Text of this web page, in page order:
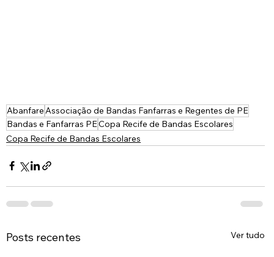
Abanfare Associação de Bandas Fanfarras e Regentes de PE
Bandas e Fanfarras PECopa Recife de Bandas Escolares
Copa Recife de Bandas Escolares
Posts recentes Ver tudo